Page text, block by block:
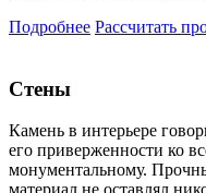
Подробнее Рассчитать
Стены
Камень в интерьере
его приверженности ко
монументальному.